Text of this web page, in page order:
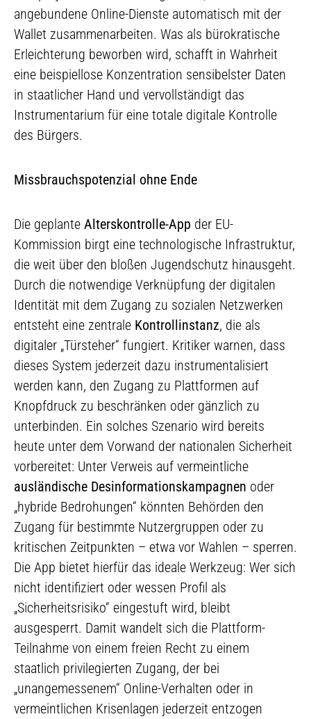
angebundene Online-Dienste automatisch mit der
Wallet zusammenarbeiten. Was als bürokratische
Erleichterung beworben wird, schafft in Wahrheit
eine beispiellose Konzentration sensibelster Daten
in staatlicher Hand und vervollständigt das
Instrumentarium für eine totale digitale Kontrolle
des Bürgers.
Missbrauchspotenzial ohne Ende
Die geplante Alterskontrolle-App der EU-
Kommission birgt eine technologische Infrastruktur,
die weit über den bloßen Jugendschutz hinausgeht.
Durch die notwendige Verknüpfung der digitalen
Identität mit dem Zugang zu sozialen Netzwerken
entsteht eine zentrale Kontrollinstanz, die als
digitaler „Türsteher“ fungiert. Kritiker warnen, dass
dieses System jederzeit dazu instrumentalisiert
werden kann, den Zugang zu Plattformen auf
Knopfdruck zu beschränken oder gänzlich zu
unterbinden. Ein solches Szenario wird bereits
heute unter dem Vorwand der nationalen Sicherheit
vorbereitet: Unter Verweis auf vermeintliche
ausländische Desinformationskampagnen oder
„hybride Bedrohungen“ könnten Behörden den
Zugang für bestimmte Nutzergruppen oder zu
kritischen Zeitpunkten – etwa vor Wahlen – sperren.
Die App bietet hierfür das ideale Werkzeug: Wer sich
nicht identifiziert oder wessen Profil als
„Sicherheitsrisiko“ eingestuft wird, bleibt
ausgesperrt. Damit wandelt sich die Plattform-
Teilnahme von einem freien Recht zu einem
staatlich privilegierten Zugang, der bei
„unangemessenem“ Online-Verhalten oder in
vermeintlichen Krisenlagen jederzeit entzogen